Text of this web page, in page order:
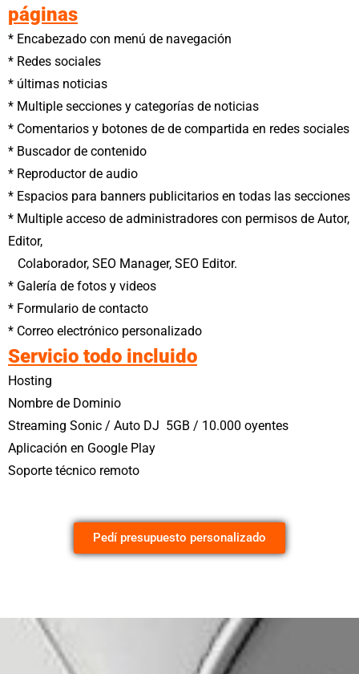
páginas
* Encabezado con menú de navegación
* Redes sociales
* últimas noticias
* Multiple secciones y categorías de noticias
* Comentarios y botones de de compartida en redes sociales
* Buscador de contenido
* Reproductor de audio
* Espacios para banners publicitarios en todas las secciones
* Multiple acceso de administradores con permisos de Autor,
Editor,
Colaborador, SEO Manager, SEO Editor.
* Galería de fotos y videos
* Formulario de contacto
* Correo electrónico personalizado
Servicio todo incluido
Hosting
Nombre de Dominio
Streaming Sonic / Auto DJ 5GB / 10.000 oyentes
Aplicación en Google Play
Soporte técnico remoto
Pedí presupuesto personalizado